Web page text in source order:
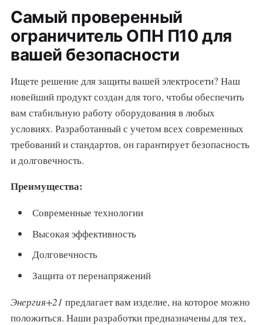
Самый проверенный
ограничитель ОПН П10 для
вашей безопасности
Ищете решение для защиты вашей электросети? Наш
новейший продукт создан для того, чтобы обеспечить
вам стабильную работу оборудования в любых
условиях. Разработанный с учетом всех современных
требований и стандартов, он гарантирует безопасность
и долговечность.
Преимущества:
Современные технологии
Высокая эффективность
Долговечность
Защита от перенапряжений
Энергия+21 предлагает вам изделие, на которое можно
положиться. Наши разработки предназначены для тех,